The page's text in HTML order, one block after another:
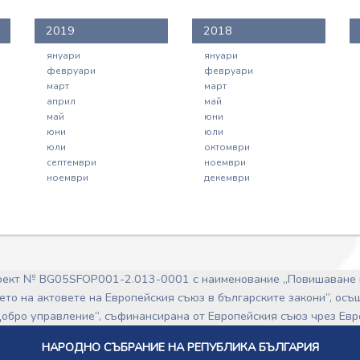
2019
януари
февруари
март
април
май
юни
юли
септември
ноември
2018
януари
февруари
март
май
юни
юли
октомври
ноември
декември
№ BG05SFOP001-2.013-0001 с наименование
на актовете на Европейския съюз в българските закони”,
управление“, съфинансирана от Европейския съюз чрез
НАРОДНО СЪБРАНИЕ НА РЕПУБЛИКА БЪЛГАРИЯ